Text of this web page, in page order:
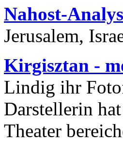
Nahost-
Jerusalem,
Kirgisztan -
Lindig ihr
Darstellerin
Theater